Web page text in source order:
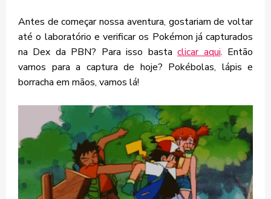
Antes de começar nossa aventura, gostariam de voltar
até o laboratório e verificar os Pokémon já capturados
na Dex da PBN? Para isso bastaclicar aqui. Então
vamos para a captura de hoje? Pokébolas, lápis e
borracha em mãos, vamos lá!